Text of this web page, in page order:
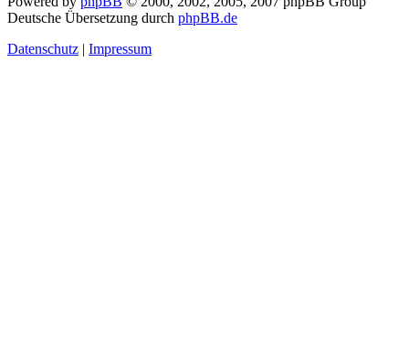
Deutsche Übersetzung durch phpBB.de
Datenschutz | Impressum